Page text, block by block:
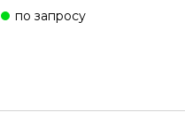
по запросу